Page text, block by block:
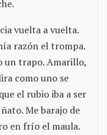
vuelta a vuelta.
razón el trompa.
un trapo. Amarillo,
como uno se
el rubio iba a ser
Me barajo de
en frío el maula.